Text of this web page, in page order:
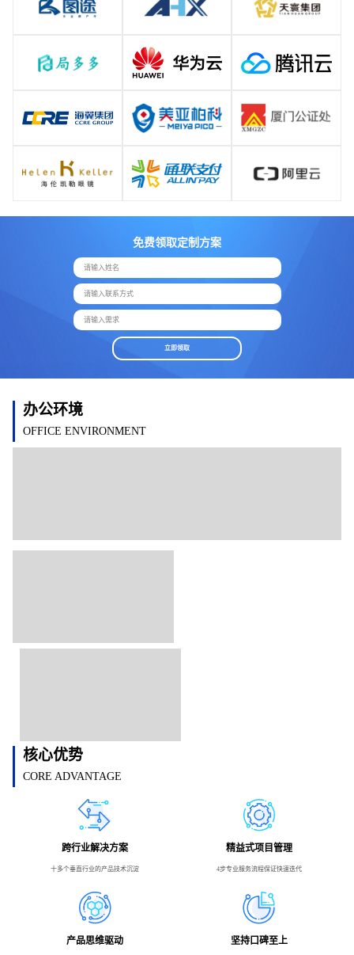
免费领取定制方案
请输入姓名
请输入联系方式
请输入需求
立即领取
办公环境
OFFICE ENVIRONMENT
核心优势
CORE ADVANTAGE
跨行业解决方案
十多个垂直行业的产品技术沉淀
精益式项目管理
4步专业服务流程保证快速迭代
产品思维驱动 坚持口碑至上